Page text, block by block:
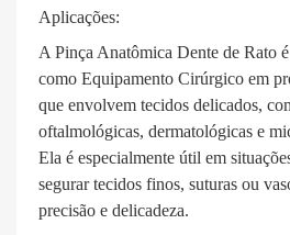
Aplicações:
A Pinça Anatômica Dente de Rato
como Equipamento Cirúrgico em
que envolvem tecidos delicados,
oftalmológicas, dermatológicas e
Ela é especialmente útil em
segurar tecidos finos, suturas ou
precisão e delicadeza.